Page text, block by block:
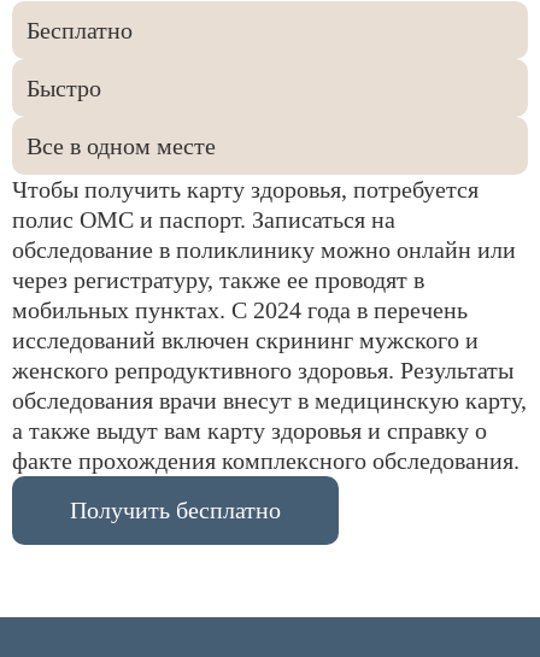
Бесплатно
Быстро
Все в одном месте
Чтобы получить карту здоровья, потребуется
полис ОМС и паспорт. Записаться на
обследование в поликлинику можно онлайн или
через регистратуру, также ее проводят в
мобильных пунктах. С 2024 года в перечень
исследований включен скрининг мужского и
женского репродуктивного здоровья. Результаты
обследования врачи внесут в медицинскую карту,
а также выдут вам карту здоровья и справку о
факте прохождения комплексного обследования.
Получить бесплатно